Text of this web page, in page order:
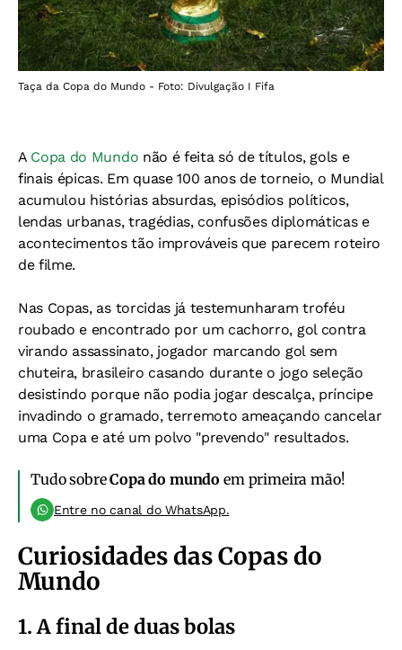
Taça da Copa do Mundo - Foto: Divulgação I Fifa
A Copa do Mundo não é feita só de títulos, gols e
finais épicas. Em quase 100 anos de torneio, o Mundial
acumulou histórias absurdas, episódios políticos,
lendas urbanas, tragédias, confusões diplomáticas e
acontecimentos tão improváveis que parecem roteiro
de filme.
Nas Copas, as torcidas já testemunharam troféu
roubado e encontrado por um cachorro, gol contra
virando assassinato, jogador marcando gol sem
chuteira, brasileiro casando durante o jogo seleção
desistindo porque não podia jogar descalça, príncipe
invadindo o gramado,terremoto ameaçando cancelar
uma Copa eaté um polvo "prevendo" resultados.
Tudo sobreCopa do mundo em primeira mão!
Entre no canal do WhatsApp.
Curiosidades das Copas do
Mundo
1. A final de duas bolas